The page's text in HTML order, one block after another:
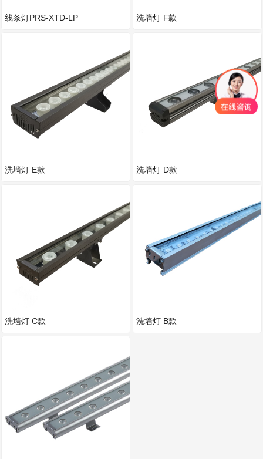
线条灯PRS-XTD-LP
洗墙灯 E款
洗墙灯 C款
洗墙灯 F款
洗墙灯 D款
洗墙灯 B款